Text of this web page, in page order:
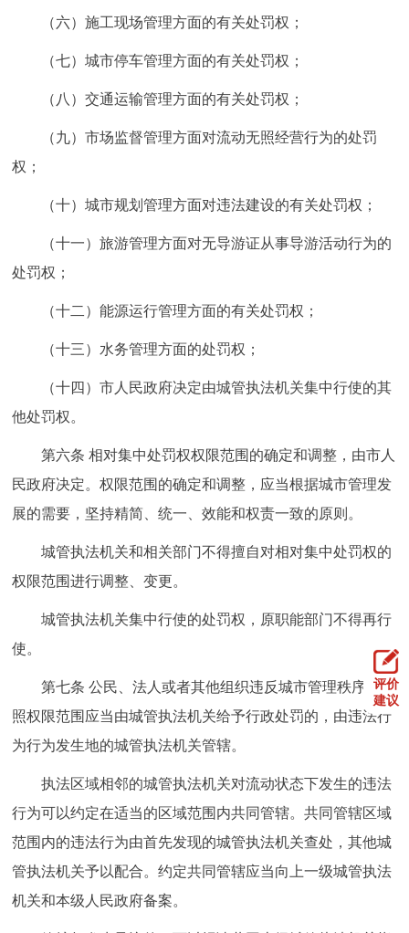
（六）施工现场管理方面的有关处罚权；
（七）城市停车管理方面的有关处罚权；
（八）交通运输管理方面的有关处罚权；
（九）市场监督管理方面对流动无照经营行为的处罚
权；
（十）城市规划管理方面对违法建设的有关处罚权；
（十一）旅游管理方面对无导游证从事导游活动行为的
处罚权；
（十二）能源运行管理方面的有关处罚权；
（十三）水务管理方面的处罚权；
（十四）市人民政府决定由城管执法机关集中行使的其
他处罚权。
第六条 相对集中处罚权权限范围的确定和调整，由市人
民政府决定。权限范围的确定和调整，应当根据城市管理发
展的需要，坚持精简、统一、效能和权责一致的原则。
城管执法机关和相关部门不得擅自对相对集中处罚权的
权限范围进行调整、变更。
城管执法机关集中行使的处罚权，原职能部门不得再行
使。
第七条 公民、法人或者其他组织违反城市管理秩序，按
照权限范围应当由城管执法机关给予行政处罚的，由违法行
为行为发生地的城管执法机关管辖。
执法区域相邻的城管执法机关对流动状态下发生的违法
行为可以约定在适当的区域范围内共同管辖。共同管辖区域
范围内的违法行为由首先发现的城管执法机关查处，其他城
管执法机关予以配合。约定共同管辖应当向上一级城管执法
机关和本级人民政府备案。
评价
建议